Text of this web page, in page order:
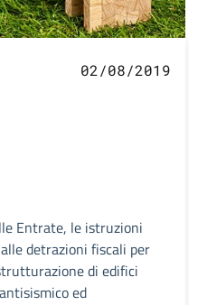
02/08/2019
Entrate, le istruzioni
detrazioni fiscali per
di edifici
ed